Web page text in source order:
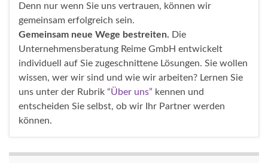
Denn nur wenn Sie uns vertrauen, können wir
gemeinsam erfolgreich sein.
Gemeinsam neue Wege bestreiten. Die
Unternehmensberatung Reime GmbH entwickelt
individuell auf Sie zugeschnittene Lösungen. Sie wollen
wissen, wer wir sind und wie wir arbeiten? Lernen Sie
uns unter der Rubrik “Über uns” kennen und
entscheiden Sie selbst, ob wir Ihr Partner werden
können.